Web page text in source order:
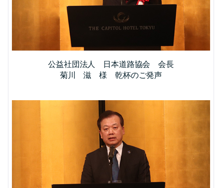
公益社団法人 日本道路協会 会長
菊川 滋 様 乾杯のご発声